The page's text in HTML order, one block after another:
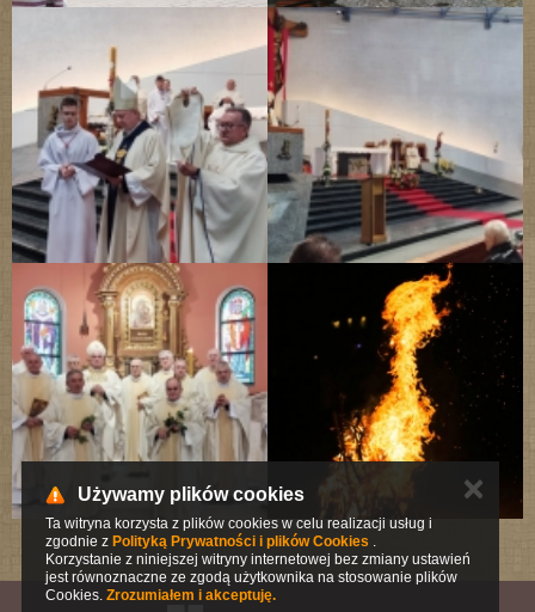
Używamy plików cookies
Ta witryna korzysta z plików cookies w celu realizacji usług i
zgodnie z Polityką Prywatności i plików Cookies .
Korzystanie z niniejszej witryny internetowej bez zmiany ustawień
jest równoznaczne ze zgodą użytkownika na stosowanie plików
Cookies. Zrozumiałem i akceptuję.
✕